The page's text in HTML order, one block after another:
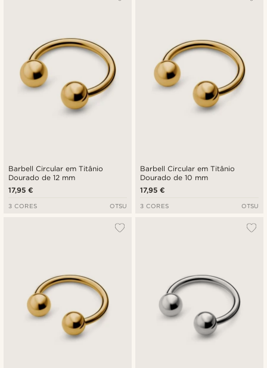
Barbell Circular em Titânio
Dourado de 12 mm
17,95 €
3 CORES OTSU
Barbell Circular em Titânio
Dourado de 10 mm
17,95 €
3 CORES OTSU